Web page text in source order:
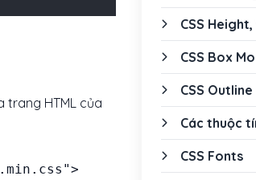
trang HTML của
CSS
CSS Box
CSS Outline
Các thuộc
CSS Fonts